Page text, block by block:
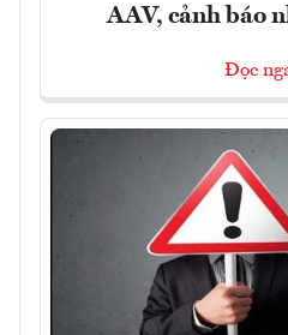
AAV, cảnh báo
Đọc